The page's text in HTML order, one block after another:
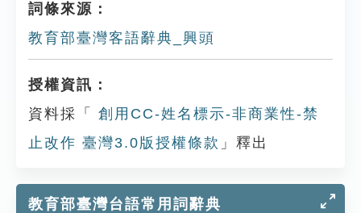
詞條來源：
教育部臺灣客語辭典_興頭
授權資訊：
資料採「
創用CC-姓名標示-非商業性-禁
止改作 臺灣3.0版授權條款 」釋出
教育部臺灣台語常用詞辭典